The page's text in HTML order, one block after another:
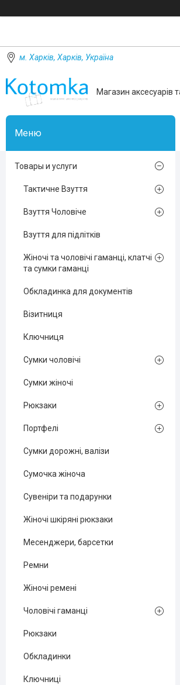
м. Харків, Харків, Україна
Магазин аксесуарів
Товары и услуги
Тактичне Взуття
Взуття Чоловіче
Взуття для підлітків
Жіночі та чоловічі гаманці, клатчі
та сумки гаманці
Обкладинка для документів
Візитниця
Ключниця
Сумки чоловічі
Сумки жіночі
Рюкзаки
Портфелі
Сумки дорожні, валізи
Сумочка жіноча
Сувеніри та подарунки
Жіночі шкіряні рюкзаки
Месенджери, барсетки
Ремни
Жіночі ремені
Чоловічі гаманці
Рюкзаки
Обкладинки
Ключниці